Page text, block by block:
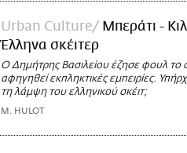
Urban Culture
Μπεράτι -
Έλληνα σκέιτερ
Ο Δημήτρης Βασιλείου έζησε φουλ το
αφηγηθεί εκπληκτικές εμπειρίες.
τη λάμψη του ελληνικού σκέιτ;
M. HULOT